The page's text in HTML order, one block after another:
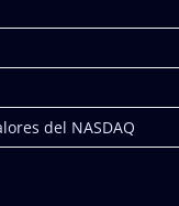
del NASDAQ